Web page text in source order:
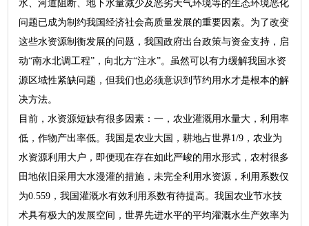
水、河道阻断、地下水量减少及恶劣天气环境等的生态环境恶化
问题已成为制约我国经济社会高质量发展的重要因素。为了改变
这些水资源制衡发展的问题，我国政府出台政策与资金支持，启
动“南水北调工程”，向北方“注水”。虽然可以有力缓解我国水资
源区域性紧缺问题，但我们也必须意识到节约用水才是根本的解
决方法。
目前，水资源短缺有很多因素：一，农业灌溉用水量大，利用率
低，作物产出率低。我国是农业大国，耕地占世界1/9，农业为
水资源利用大户，即便现在存在如此严峻的用水形式，农村很多
田地依旧采用大水漫灌的措施，未完全利用水资源，利用系数仅
为0.559，我国灌溉水有效利用系数有待提高。我国农业节水技
术具有极大的发展空间，世界先进水平的平均灌溉水生产效率为